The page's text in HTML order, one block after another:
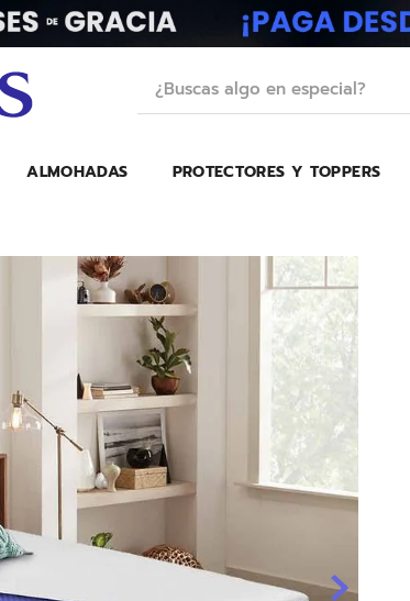
ALMOHADAS PROTECTORES Y TOPPERS
TÉRMINOS MÁS BUSCADOS
2.
almohada
3.
4.
5.
6.
beautyrest
7.
8.
sofa cama
10. colchones